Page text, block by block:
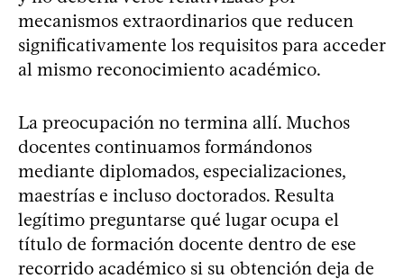
mecanismos extraordinarios que reducen
significativamente los requisitos para acceder
al mismo reconocimiento académico.
La preocupación no termina allí. Muchos
docentes continuamos formándonos
mediante diplomados, especializaciones,
maestrías e incluso doctorados. Resulta
legítimo preguntarse qué lugar ocupa el
título de formación docente dentro de ese
recorrido académico si su obtención deja de